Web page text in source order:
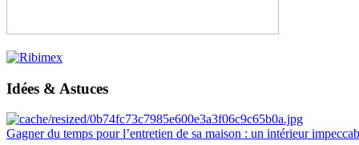
Idées & Astuces
Gagner du temps pour l’entretien de sa maison : un intérieur